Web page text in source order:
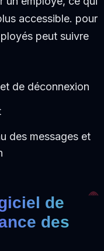
accessible. pour
peut suivre
de déconnexion
des messages et
de
des